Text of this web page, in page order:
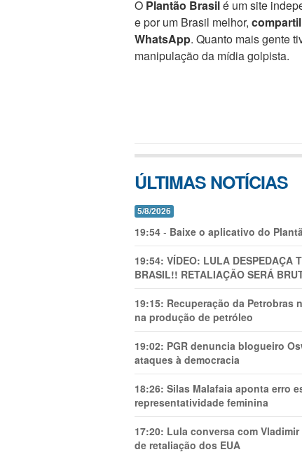
O Plantão Brasilé um site
e por um Brasil melhor,
WhatsApp. Quanto mais gente
manipulação da mídia golpista.
ÚLTIMAS NOTÍCIAS
5/8/2026
19:54 - Baixe o aplicativo do
19:54: VÍDEO: LULA DESPEDAÇA
BRASIL!! RETALIAÇÃO SERÁ
19:15: Recuperação da Petrobras
na produção de petróleo
19:02: PGR denuncia blogueiro
ataques à democracia
18:26: Silas Malafaia aponta erro
representatividade feminina
17:20: Lula conversa com
de retaliação dos EUA